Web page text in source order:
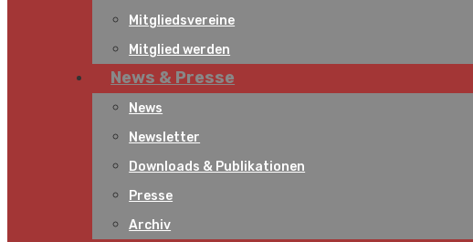
Mitgliedsvereine
Mitglied werden
News & Presse
News
Newsletter
Downloads & Publikationen
Presse
Archiv